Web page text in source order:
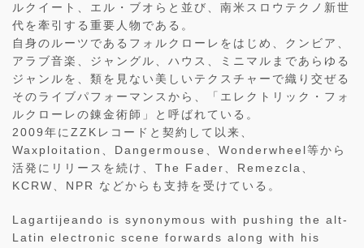
ルクイート、エル・ブオらと並び、南米スロウテクノ新世
代を牽引する重要人物である。
自身のルーツであるフォルクローレをはじめ、クンビア、
アラブ音楽、ジャングル、ハウス、ミニマルまであらゆる
ジャンルを、類を見ない美しいテクスチャーで織り交ぜる
そのライブパフォーマンスから、「エレクトリック・フォ
ルクローレの錬金術師」と呼ばれている。
2009年にZZKレコードと契約して以来、
Waxploitation、Dangermouse、Wonderwheel等から
活発にリリースを続け、The Fader、Remezcla、
KCRW、NPR などからも支持を受けている。
Lagartijeando is synonymous with pushing the alt-
Latin electronic scene forwards along with his